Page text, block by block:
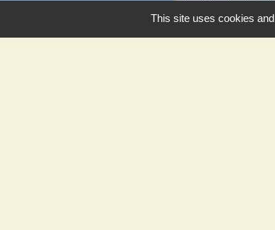
This site uses cookies